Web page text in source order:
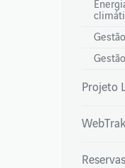
Projeto
WebTrak